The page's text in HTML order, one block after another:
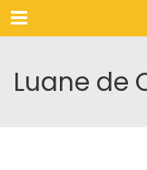
Menu
Luane de